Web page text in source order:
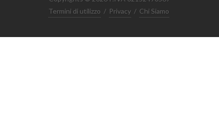
Termini di utilizzo / Privacy / Chi Siamo